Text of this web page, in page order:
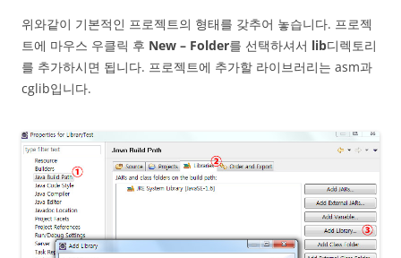
위와같이 기본적인 프로젝트의 형태를 갖추어 놓습니다. 프로젝
트에 마우스 우클릭 후 New – Folder를 선택하셔서 lib디렉토리
를 추가하시면 됩니다. 프로젝트에 추가할 라이브러리는 asm과
cglib입니다.